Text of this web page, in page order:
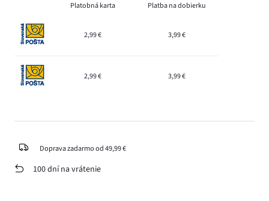
Platobná karta Platba na dobierku
2,99 € 3,99 €
2,99 € 3,99 €
Doprava zadarmo od 49,99 €
100 dní na vrátenie